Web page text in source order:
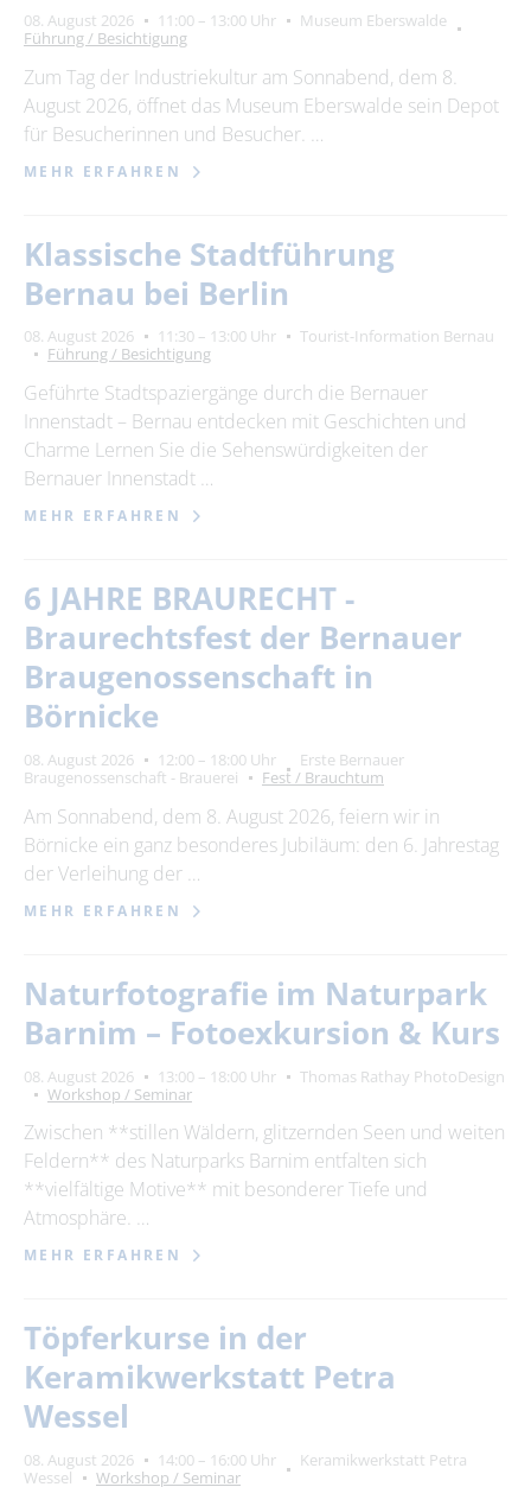
08. August 2026 11:00 – 13:00 Uhr
Museum Eberswalde
Führung / Besichtigung
Zum Tag der Industriekultur am Sonnabend, dem 8.
August 2026, öffnet das Museum Eberswalde sein Depot
für Besucherinnen und Besucher. …
MEHR ERFAHREN
Klassische Stadtführung
Bernau bei Berlin
08. August 2026 11:30 – 13:00 Uhr
Tourist-Information Bernau
Führung / Besichtigung
Geführte Stadtspaziergänge durch die Bernauer
Innenstadt – Bernau entdecken mit Geschichten und
Charme Lernen Sie die Sehenswürdigkeiten der
Bernauer Innenstadt …
MEHR ERFAHREN
6 JAHRE BRAURECHT -
Braurechtsfest der Bernauer
Braugenossenschaft in
Börnicke
08. August 2026 12:00 – 18:00 Uhr
Erste Bernauer
Braugenossenschaft - Brauerei
Fest / Brauchtum
Am Sonnabend, dem 8. August 2026, feiern wir in
Börnicke ein ganz besonderes Jubiläum: den 6. Jahrestag
der Verleihung der …
MEHR ERFAHREN
Naturfotografie im Naturpark
Barnim – Fotoexkursion & Kurs
08. August 2026 13:00 – 18:00 Uhr
Thomas Rathay PhotoDesign
Workshop / Seminar
Zwischen **stillen Wäldern, glitzernden Seen und weiten
Feldern** des Naturparks Barnim entfalten sich
**vielfältige Motive** mit besonderer Tiefe und
Atmosphäre. …
MEHR ERFAHREN
Töpferkurse in der
Keramikwerkstatt Petra
Wessel
08. August 2026 14:00 – 16:00 Uhr
Keramikwerkstatt Petra
Wessel
Workshop / Seminar